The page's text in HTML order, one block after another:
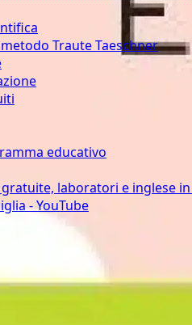
metodo Traute Taeschner
educativo
laboratori e inglese in
- YouTube